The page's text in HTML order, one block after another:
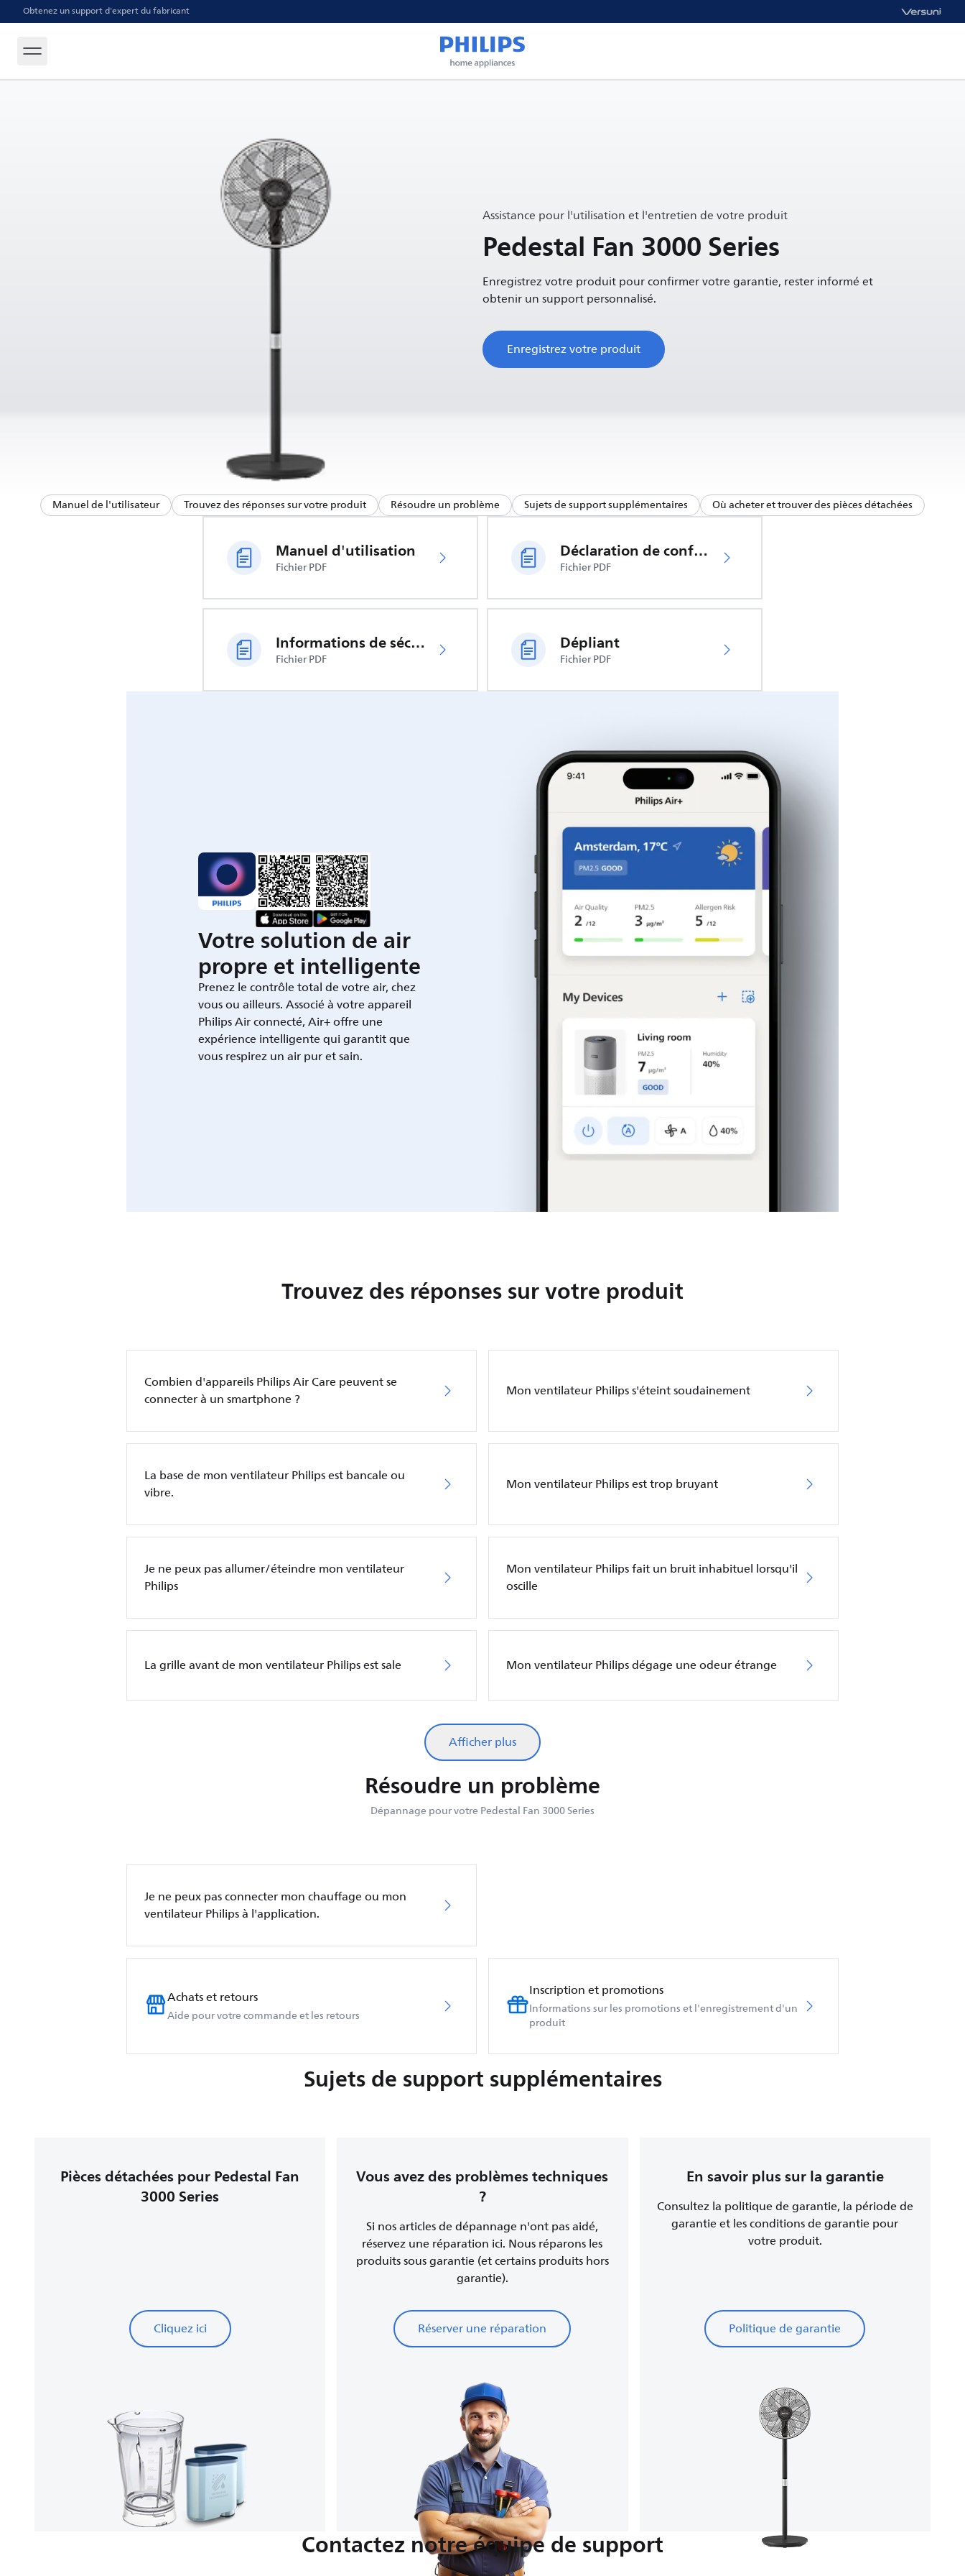
Obtenez un support d'expert du fabricant
Assistance pour l'utilisation et l'entretien de votre produit
Pedestal Fan 3000 Series
Enregistrez votre produit pour confirmer votre garantie, rester informé et
obtenir un support personnalisé.
Enregistrez votre produit
Manuel de l'utilisateur Trouvez des réponses sur votre produit Résoudre un problème Sujets de support supplémentaires Où acheter et trouver des pièces détachées
Manuel d'utilisation
Fichier PDF
Déclaration de conformité UE
Fichier PDF
Informations de sécurité importantes
Fichier PDF
Dépliant
Fichier PDF
Votre solution de air
propre et intelligente
Prenez le contrôle total de votre air, chez
vous ou ailleurs. Associé à votre appareil
Philips Air connecté, Air+ offre une
expérience intelligente qui garantit que
vous respirez un air pur et sain.
Trouvez des réponses sur votre produit
Combien d'appareils Philips Air Care peuvent se
connecter à un smartphone ?
Mon ventilateur Philips s'éteint soudainement
La base de mon ventilateur Philips est bancale ou
vibre.
Mon ventilateur Philips est trop bruyant
Je ne peux pas allumer/éteindre mon ventilateur
Philips
Mon ventilateur Philips fait un bruit inhabituel lorsqu'il
oscille
La grille avant de mon ventilateur Philips est sale Mon ventilateur Philips dégage une odeur étrange
Afficher plus
Résoudre un problème
Dépannage pour votre Pedestal Fan 3000 Series
Je ne peux pas connecter mon chauffage ou mon
ventilateur Philips à l'application.
Achats et retours
Aide pour votre commande et les retours
Inscription et promotions
Informations sur les promotions et l'enregistrement d'un
produit
Sujets de support supplémentaires
Pièces détachées pour Pedestal Fan
3000 Series
Cliquez ici
Vous avez des problèmes techniques
?
Si nos articles de dépannage n'ont pas aidé,
réservez une réparation ici. Nous réparons les
produits sous garantie (et certains produits hors
garantie).
Réserver une réparation
En savoir plus sur la garantie
Consultez la politique de garantie, la période de
garantie et les conditions de garantie pour
votre produit.
Politique de garantie
Contactez notre équipe de support